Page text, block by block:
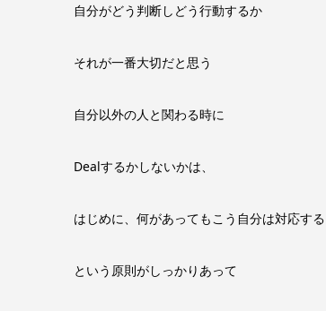
自分がどう判断しどう行動するか
それが一番大切だと思う
自分以外の人と関わる時に
Dealするかしないかは、
はじめに、何があってもこう自分は対応する
という原則がしっかりあって